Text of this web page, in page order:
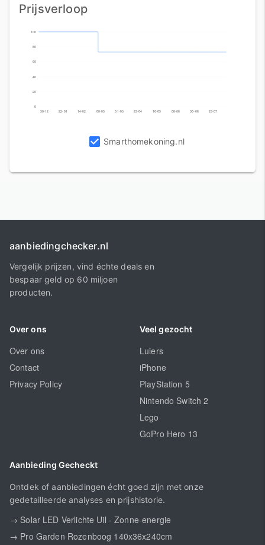
Prijsverloop
0
20
40
60
80
100
30-12 22-01 14-02 08-03 31-03 23-04 16-05 08-06 30-06 23-07
Smarthomekoning.nl
aanbiedingchecker.nl
Vergelijk prijzen, vind échte deals en
bespaar geld op 60 miljoen
producten.
Over ons
Over ons
Contact
Privacy Policy
Veel gezocht
Luiers
iPhone
PlayStation 5
Nintendo Switch 2
Lego
GoPro Hero 13
Aanbieding Gecheckt
Ontdek of aanbiedingen écht goed zijn met onze
gedetailleerde analyses en prijshistorie.
→ Solar LED Verlichte Uil - Zonne-energie
→ Pro Garden Rozenboog 140x36x240cm